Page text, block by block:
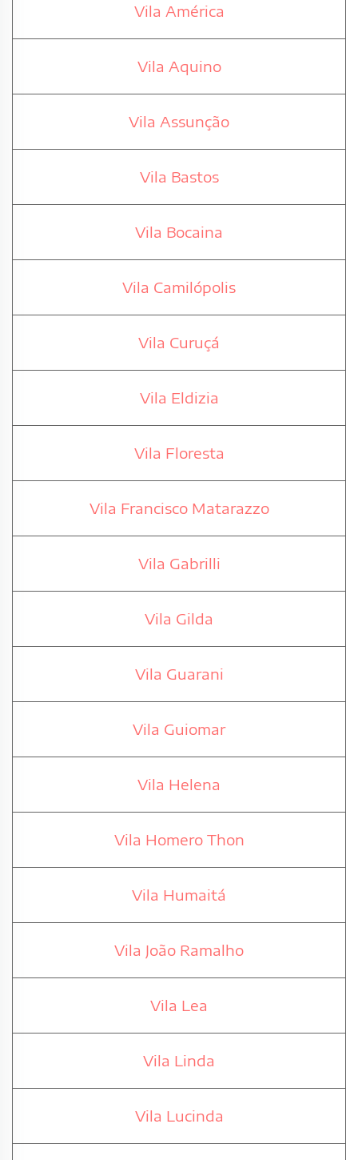
Vila América
Vila Aquino
Vila Assunção
Vila Bastos
Vila Bocaina
Vila Camilópolis
Vila Curuçá
Vila Eldizia
Vila Floresta
Vila Francisco Matarazzo
Vila Gabrilli
Vila Gilda
Vila Guarani
Vila Guiomar
Vila Helena
Vila Homero Thon
Vila Humaitá
Vila João Ramalho
Vila Lea
Vila Linda
Vila Lucinda